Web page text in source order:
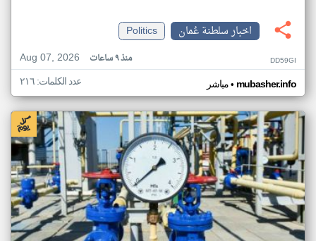
اخبار سلطنة عُمان
Politics
Aug 07, 2026
منذ ٩ ساعات DD59GI
مباشر• mubasher.info عدد الكلمات: ٢١٦